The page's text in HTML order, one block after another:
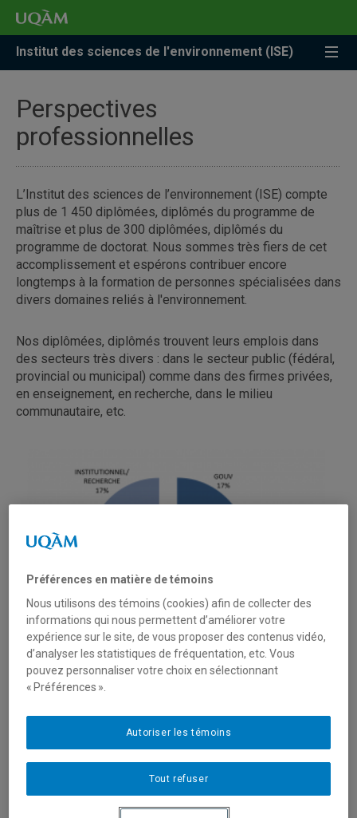
Accéder
recherche
Accéder
menu
pricipal
Accéder
zone
Institut des sciences de l'environnement (ISE)
Perspectives
professionnelles
L’Institut des sciences de l’environnement (ISE) compte
plus de 1 450 diplômées, diplômés du programme de
maîtrise et plus de 300 diplômées, diplômés du
programme de doctorat. Nous sommes très fiers de cet
accomplissement et espérons contribuer encore
longtemps à la formation de personnes spécialisées dans
divers domaines reliés à l'environnement.
Nos diplômées, diplômés trouvent leurs emplois dans
des secteurs très divers : dans le secteur public (fédéral,
provincial ou municipal) comme dans des firmes privées,
en enseignement, en recherche, dans le milieu
communautaire, etc.
Où travaillent nos diplômées,
diplômés?
77% des répondants occupent ou ont occupé un
Préférences en matière de témoins
Nous utilisons des témoins (cookies) afin de collecter des
informations qui nous permettent d’améliorer votre
expérience sur le site, de vous proposer des contenus vidéo,
d’analyser les statistiques de fréquentation, etc. Vous
pouvez personnaliser votre choix en sélectionnant
« Préférences ».
Tout refuser
Autoriser les témoins